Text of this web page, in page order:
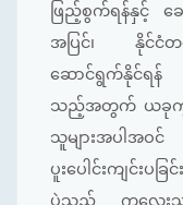
ဖြည့်စွက်ရန်နှင့် ခ
အပြင်၊ နိုင်ငံ
ဆောင်ရွက်နိုင်
သည့်အတွက် ယခုကဲ့သို့
သူများအပါအဝင်
ပူးပေါင်းကျင်းပခ
ပွဲသည် ကလေးသူင